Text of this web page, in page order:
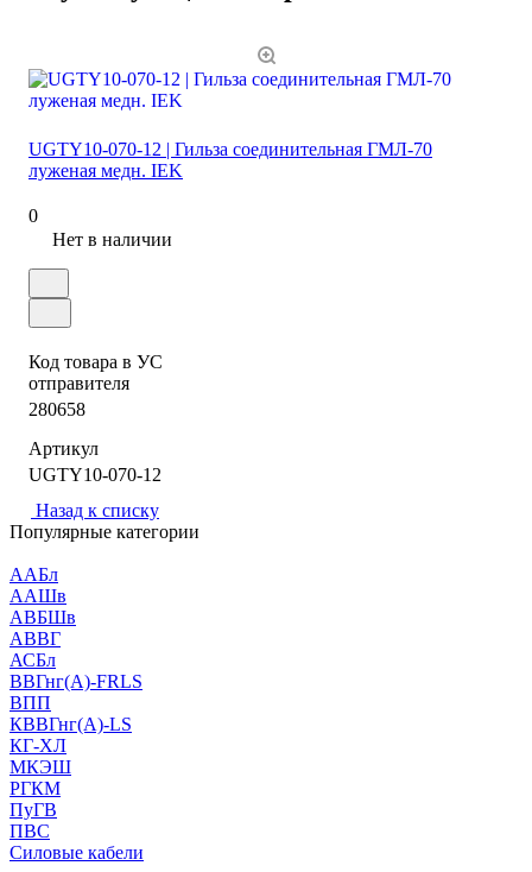
UGTY10-070-12 | Гильза соединительная ГМЛ-70
луженая медн. IEK
0
Нет в наличии
Код товара в УС
отправителя
280658
Артикул
UGTY10-070-12
Назад к списку
Популярные категории
ААБл
ААШв
АВБШв
АВВГ
АСБл
ВВГнг(А)-FRLS
ВПП
КВВГнг(А)-LS
КГ-ХЛ
МКЭШ
РГКМ
ПуГВ
ПВС
Силовые кабели